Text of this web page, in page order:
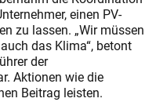
einen PV-
zu lassen. „Wir müssen
das Klima“, betont
der
Aktionen wie die
Beitrag leisten.